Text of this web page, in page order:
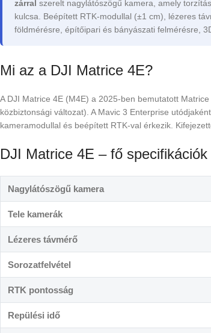
zárral szerelt nagylátószögű kamera, amely
kulcsa. Beépített RTK-modullal (±1 cm), lézeres
földmérésre, építőipari és bányászati felmérésre,
Mi az a DJI Matrice 4E?
A DJI Matrice 4E (M4E) a 2025-ben bemutatott
közbiztonsági változat). A Mavic 3 Enterprise
kameramodullal és beépített RTK-val érkezik.
DJI Matrice 4E – fő specifikációk
Nagylátószögű kamera
Tele kamerák
Lézeres távmérő
Sorozatfelvétel
RTK pontosság
Repülési idő